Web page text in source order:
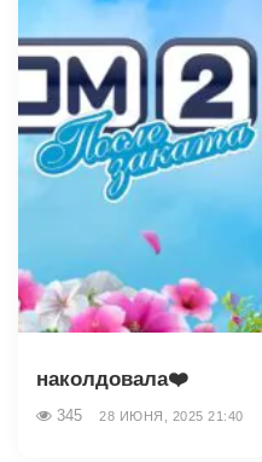
наколдовала❤️
345 28 ИЮНЯ, 2025 21:40